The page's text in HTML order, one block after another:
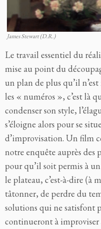
James Stewart (D.R.)
Le travail essentiel du
mise au point du
un plan de plus qu’il
les « numéros », c’est là
condenser son style,
s’éloigne alors pour se
d’improvisation. Un film
notre enquête auprès des
pour qu’il soit permis à
le plateau, c’est-à-dire (à
tâtonner, de perdre du
solutions qui ne satisfont
continueront à improviser